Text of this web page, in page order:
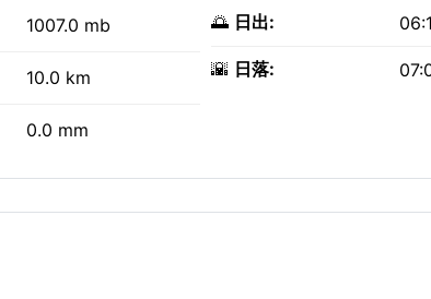
1007.0 mb
10.0 km
0.0 mm
🌅 日出:
🌇 日落: